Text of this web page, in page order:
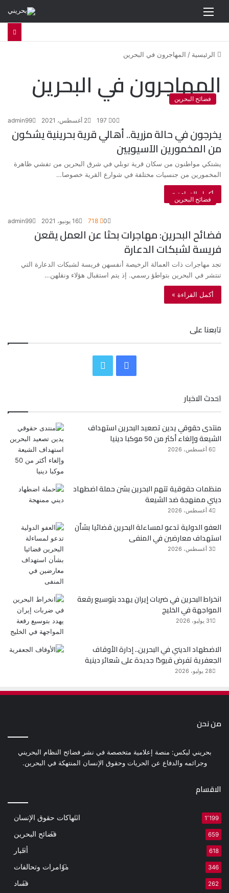
الرئيسية / المهاجرون في البحرين
المهاجرون في البحرين
فضائح البحرين
admin99 2 أغسطس، 2021 0
يخرجون في حالة مزرية.. أهالي قرية بحرينية يشكون
من المخمورين الآسيويين
يشتكي مواطنون من سكان قرية توبلي في شرق البحرين من تفشي ظاهرة
المخمورين من جنسيات مختلفة في شوارع القرية خصوصا…
أكمل القراءة »
فضائح البحرين
admin99 16 يونيو، 2021 0
فضائح البحرين: مهاجرات بحثا عن العمل يقعن
فريسة لشبكات الدعارة
تجد مهاجرات ذات العمالة الرخيصة أنفسهن فريسة لشبكات الدعارة التي
تنتشر في البحرين بتواطؤ رسمي. إذ يتم استقبال هؤلاء ونقلهن…
أكمل القراءة »
تابعنا على
ب
ت
احدث الاخبار
منتدى حقوقي يدين تصعيد البحرين استهداف
الشيعة وإلغاء أكثر من 50 موكبا دينيا
6 أغسطس، 2026
منظمات حقوقية تتهم البحرين بشن حملة اضطهاد
ديني ممنهجة ضد الشيعة
4 أغسطس، 2026
العفو الدولية تدعو لمساءلة البحرين قضائيا بشأن
استهداف معارضين في المنفى
3 أغسطس، 2026
انخراط البحرين في ضربات إيران يهدد بتوسيع رقعة
المواجهة في الخليج
31 يوليو، 2026
الاضطهاد الديني في البحرين.. إدارة الأوقاف
الجعفرية تفرض قيودًا جديدة على شعائر دينية
28 يوليو، 2026
من نحن
بحريني ليكس: منصة إعلامية متخصصة في نشر فضائح النظام البحريني
وجرائمه والدفاع عن الحريات وحقوق الإنسان المنتهكة في البحرين.
الاقسام
انتهاكات حقوق الإنسان 1٬199
فضائح البحرين 659
أخبار 618
مؤامرات وتحالفات 346
فساد 262